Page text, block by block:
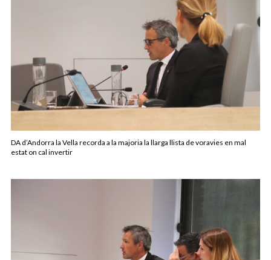
DA d’Andorra la Vella recorda a la majoria la llarga llista de voravies en mal
estat on cal invertir